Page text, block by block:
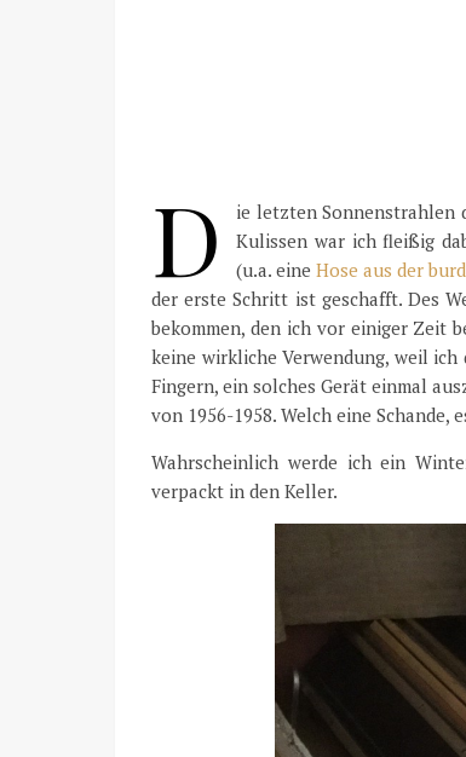
D
ie letzten Sonnenstrahlen
Kulissen war ich fleißig
(u.a. eine Hose aus der
der erste Schritt ist geschafft. Des
bekommen, den ich vor einiger Zeit
keine wirkliche Verwendung, weil
Fingern, ein solches Gerät einmal
von 1956-1958. Welch eine
Wahrscheinlich werde ich ein
verpackt in den Keller.